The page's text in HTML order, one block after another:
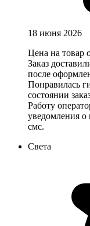
18 июня 2026
Цена на товар
Заказ
после
Понравилась
состоянии
Работу
уведомления о
смс.
Света